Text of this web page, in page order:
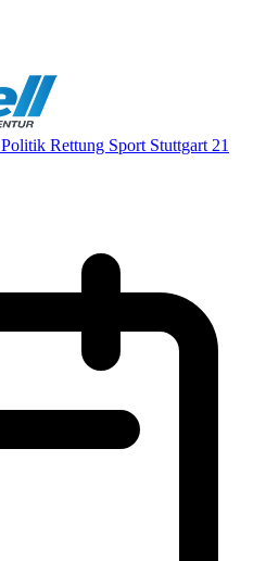
Politik Rettung Sport Stuttgart 21